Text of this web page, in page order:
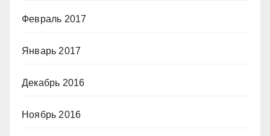
Февраль 2017
Январь 2017
Декабрь 2016
Ноябрь 2016